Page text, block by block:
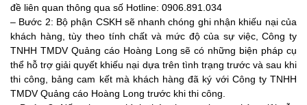
đề liên quan thông qua số Hotline: 0906.891.034
– Bước 2: Bộ phận CSKH sẽ nhanh chóng ghi nhận khiếu nại của
khách hàng, tùy theo tính chất và mức độ của sự việc,Công ty
TNHH TMDV Quảng cáo Hoàng Long sẽ có những biện pháp cụ
thể hỗ trợ giải quyết khiếu nại dựa trên tình trạng trước và sau khi
thi công, bảng cam kết mà khách hàng đã ký với Công ty TNHH
TMDV Quảng cáo Hoàng Long trước khi thi công.